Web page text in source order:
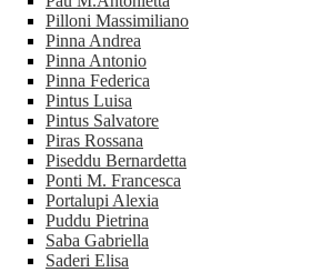
Pilloni Massimiliano
Pinna Andrea
Pinna Antonio
Pinna Federica
Pintus Luisa
Pintus Salvatore
Piras Rossana
Piseddu Bernardetta
Ponti M. Francesca
Portalupi Alexia
Puddu Pietrina
Saba Gabriella
Saderi Elisa